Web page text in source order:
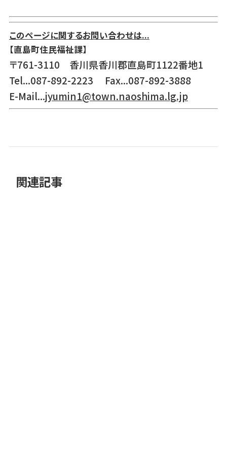
このページに関するお問い合わせは...
【直島町住民福祉課】
〒761-3110 香川県香川郡直島町1122番地1
Tel...087-892-2223 Fax...087-892-3888
E-Mail...jyumin1@town.naoshima.lg.jp
関連記事